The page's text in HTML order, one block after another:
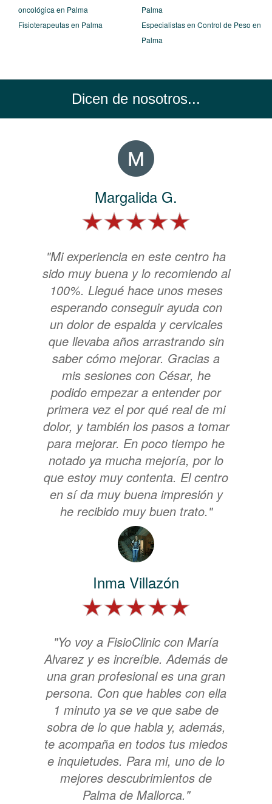
oncológica en Palma
Fisioterapeutas en Palma
Palma
Especialistas en Control de Peso en
Palma
Dicen de nosotros...
Margalida G.
"Mi experiencia en este centro ha
sido muy buena y lo recomiendo al
100%. Llegué hace unos meses
esperando conseguir ayuda con
un dolor de espalda y cervicales
que llevaba años arrastrando sin
saber cómo mejorar. Gracias a
mis sesiones con César, he
podido empezar a entender por
primera vez el por qué real de mi
dolor, y también los pasos a tomar
para mejorar. En poco tiempo he
notado ya mucha mejoría, por lo
que estoy muy contenta. El centro
en sí da muy buena impresión y
he recibido muy buen trato."
Inma Villazón
"Yo voy a FisioClinic con María
Alvarez y es increíble. Además de
una gran profesional es una gran
persona. Con que hables con ella
1 minuto ya se ve que sabe de
sobra de lo que habla y, además,
te acompaña en todos tus miedos
e inquietudes. Para mi, uno de lo
mejores descubrimientos de
Palma de Mallorca."